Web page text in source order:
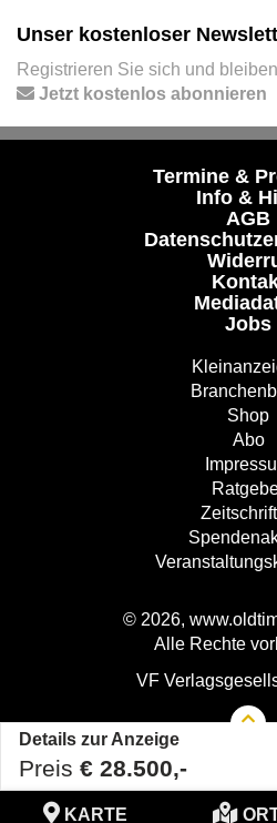
KARTE
Details zur Anzeige
Preis € 28.500,-
Unser kostenloser
Registrieren Sie sich und
Jetzt kostenlos abonnieren
Termine &
Info &
AGB
Jobs
Shop
Abo
© 2026,
Alle Rechte
VF